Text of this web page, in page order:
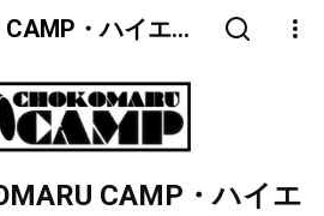
・ハイエー
CAMP・ハイエ